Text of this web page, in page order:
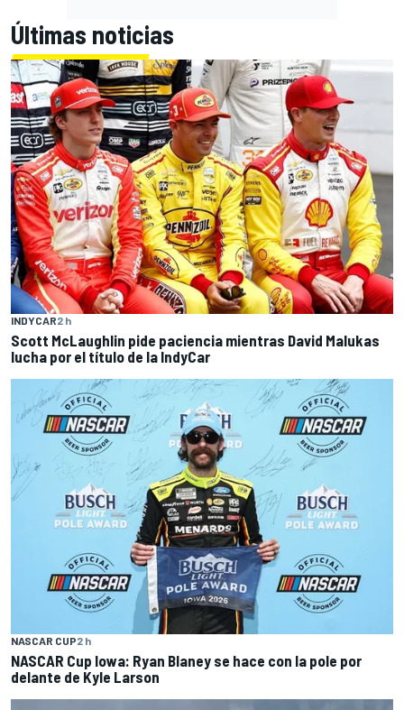
Últimas noticias
INDYCAR2 h
Scott McLaughlin pide paciencia mientras David Malukas
lucha por el título de la IndyCar
NASCAR CUP2 h
NASCAR Cup Iowa: Ryan Blaney se hace con la pole por
delante de Kyle Larson